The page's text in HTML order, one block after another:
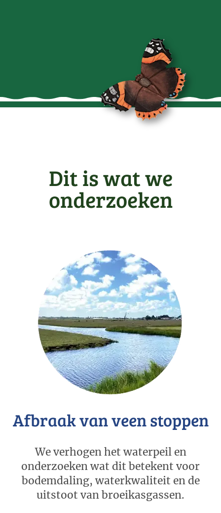
Dit is wat we
onderzoeken
Afbraak van veen stoppen
We verhogen het waterpeil en
onderzoeken wat dit betekent voor
bodemdaling, waterkwaliteit en de
uitstoot van broeikasgassen.